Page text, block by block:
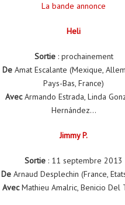
La bande annonce
Heli
Sortie: prochainement
DeAmat Escalante (Mexique,
Pays-Bas, France)
AvecArmando Estrada, Linda
Hernández…
Jimmy P.
Sortie : 11 septembre 2013
DeArnaud Desplechin (France,
AvecMathieu Amalric, Benicio Del